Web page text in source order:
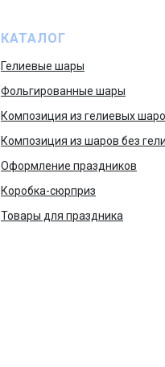
КАТАЛОГ
Гелиевые шары
Фольгированные шары
Композиция из гелиевых
Композиция из шаров без
Оформление праздников
Коробка-сюрприз
Товары для праздника